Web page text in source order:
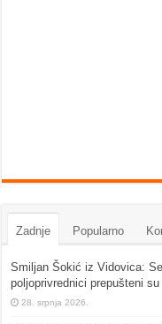
Zadnje Popularno
Smiljan Šokić iz Vidovica:
poljoprivrednici prepušteni
28. srpnja 2026.